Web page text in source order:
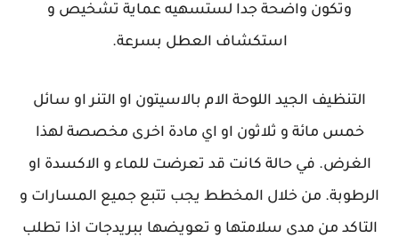
وتكون واضحة جدا لستسهيه عماية تشخيص و
استكشاف العطل بسرعة.
التنظيف الجيد اللوحة الام بالاسيتون او التنر او سائل
خمس مائة و ثلاثون او اي مادة اخرى مخصصة لهذا
الغرض. في حالة كانت قد تعرضت للماء و الاكسدة او
الرطوبة. من خلال المخطط يجب تتبع جميع المسارات و
التاكد من مدى سلامتها و تعويضها ببريدجات اذا تطلب